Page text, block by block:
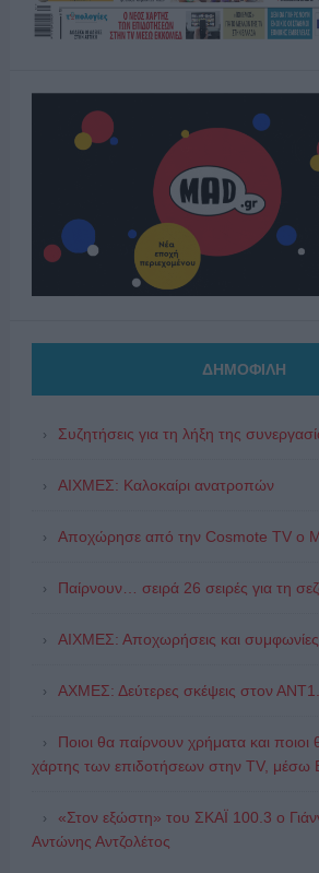
ΔΗΜΟΦΙΛΗ
Συζητήσεις για τη λήξη της
ΑΙΧΜΕΣ: Καλοκαίρι ανατροπών
Αποχώρησε από την Cosmote TV o
Παίρνουν… σειρά 26 σειρές για τη
ΑΙΧΜΕΣ: Αποχωρήσεις και συμφωνίες
ΑΧΜΕΣ: Δεύτερες σκέψεις στον ΑΝΤ1...
Ποιοι θα παίρνουν χρήματα και ποιοι
χάρτης των επιδοτήσεων στην TV,
«Στον εξώστη» του ΣΚΑΪ 100.3 ο
Αντώνης Αντζολέτος